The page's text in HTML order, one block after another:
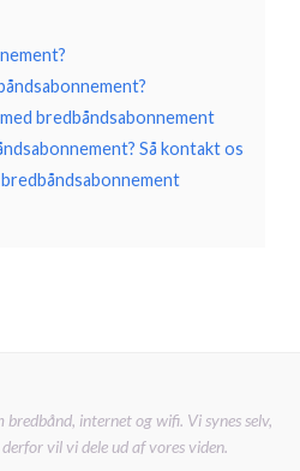
bredbåndsabonnement
Så kontakt os
internet og wifi. Vi synes selv,
vil vi dele ud af vores viden.